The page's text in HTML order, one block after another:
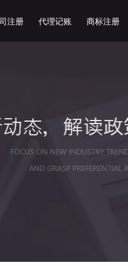
注册 代理记账 商标注册